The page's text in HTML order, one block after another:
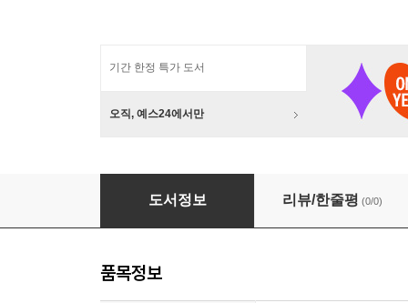
기간 한정 특가 도서
오직, 예스24에서만
달콤 짭짤 코파츄 1~4 세트 (전4권)
도서정보 리뷰/한줄평 (0/0)
품목정보